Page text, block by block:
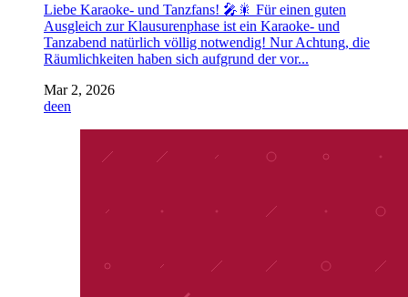
Liebe Karaoke- und Tanzfans! 🎤🎇 Für einen guten
Ausgleich zur Klausurenphase ist ein Karaoke- und
Tanzabend natürlich völlig notwendig! Nur Achtung, die
Räumlichkeiten haben sich aufgrund der vor...
Mar 2, 2026
deen